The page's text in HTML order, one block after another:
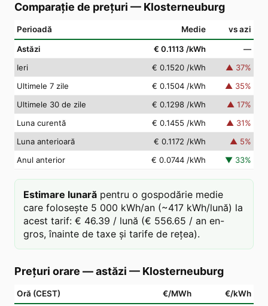
Comparație de prețuri — Klosterneuburg
Perioadă Medie vs azi
Astăzi € 0.1113 /kWh
—
Ieri
€ 0.1520 /kWh ▲ 37%
Ultimele 7 zile
€ 0.1504 /kWh ▲ 35%
Ultimele 30 de zile
€ 0.1298 /kWh ▲ 17%
Luna curentă
€ 0.1455 /kWh ▲ 31%
Luna anterioară
€ 0.1172 /kWh ▲ 5%
Anul anterior
€ 0.0744 /kWh ▼ 33%
Estimare lunară pentru o gospodărie medie
care folosește 5 000 kWh/an (~417 kWh/lună) la
acest tarif: € 46.39 / lună (€ 556.65 / an en-
gros, înainte de taxe și tarife de rețea).
Prețuri orare — astăzi — Klosterneuburg
Oră (CEST) €/MWh €/kWh